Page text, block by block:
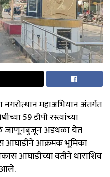
महाअभियान अंतर्गत
59 डीपी रस्त्यांच्या
जाणूनबुजून अडथळा येत
आघाडीने आक्रमक भूमिका
आघाडीच्या वतीने धाराशिव
आले.